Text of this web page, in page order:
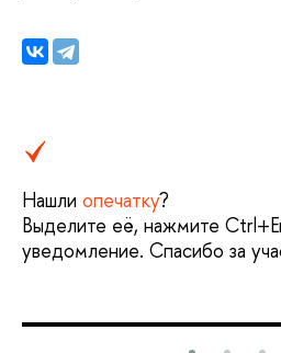
Нашли опечатку?
Выделите её, нажмите
уведомление. Спасибо за